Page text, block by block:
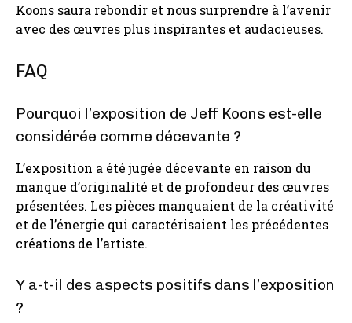
Koons saura rebondir et nous surprendre à l’avenir
avec des œuvres plus inspirantes et audacieuses.
FAQ
Pourquoi l’exposition de Jeff Koons est-elle
considérée comme décevante ?
L’exposition a été jugée décevante en raison du
manque d’originalité et de profondeur des œuvres
présentées. Les pièces manquaient de la créativité
et de l’énergie qui caractérisaient les précédentes
créations de l’artiste.
Y a-t-il des aspects positifs dans l’exposition
?